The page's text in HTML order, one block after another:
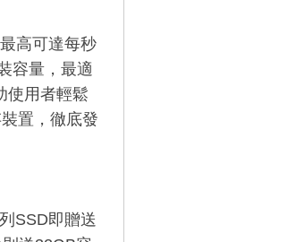
高可達每秒
容量，最適
使用者輕鬆
置，徹底發
SSD即贈送